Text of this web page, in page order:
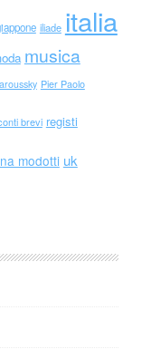
iliade italia
musica
Pier Paolo
brevi registi
modotti uk